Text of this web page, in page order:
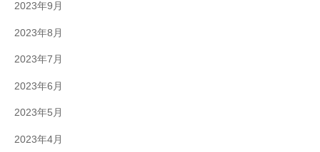
2023年9月
2023年8月
2023年7月
2023年6月
2023年5月
2023年4月